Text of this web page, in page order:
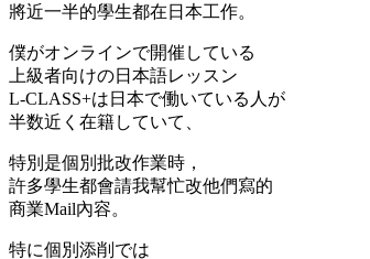
將近一半的學生都在日本工作。
僕がオンラインで開催している
上級者向けの日本語レッスン
L-CLASS+は日本で働いている人が
半数近く在籍していて、
特別是個別批改作業時，
許多學生都會請我幫忙改他們寫的
商業Mail內容。
特に個別添削では